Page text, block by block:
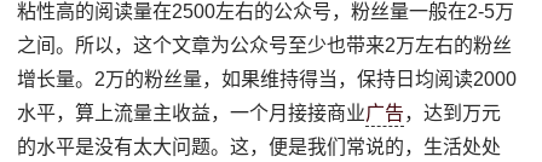
粘性高的阅读量在2500左右的公众号，粉丝量一般在2-5万
之间。所以，这个文章为公众号至少也带来2万左右的粉丝
增长量。2万的粉丝量，如果维持得当，保持日均阅读2000
水平，算上流量主收益，一个月接接商业广告，达到万元
的水平是没有太大问题。这，便是我们常说的，生活处处